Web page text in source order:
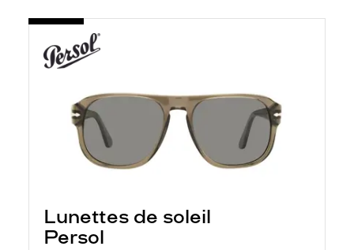
Lunettes de soleil
Persol